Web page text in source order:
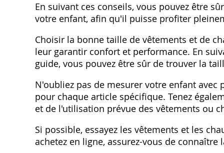
En suivant ces conseils, vous pouvez être
votre enfant, afin qu'il puisse profiter
Choisir la bonne taille de vêtements et de
leur garantir confort et performance. En
guide, vous pouvez être sûr de trouver la
N'oubliez pas de mesurer votre enfant
pour chaque article spécifique. Tenez
et de l'utilisation prévue des vêtements ou
Si possible, essayez les vêtements et les
achetez en ligne, assurez-vous de